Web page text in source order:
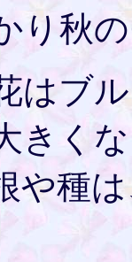
り秋
はブ
きく
や種